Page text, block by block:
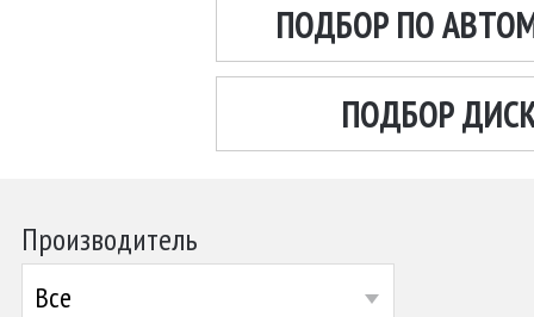
ПОДБОР ПО
ПОДБОР
Производитель
Все